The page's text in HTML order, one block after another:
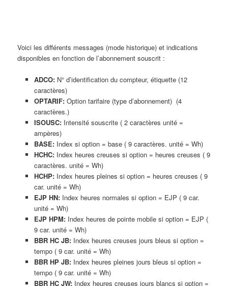
Voici les différents messages (mode historique) et indications
disponibles en fonction de l’abonnement souscrit :
ADCO:N° d’identification du compteur, étiquette (12
caractères)
OPTARIF:Option tarifaire (type d’abonnement) (4
caractères.)
ISOUSC:Intensité souscrite ( 2 caractères unité =
ampères)
BASE:Index si option = base ( 9 caractères. unité = Wh)
HCHC:Index heures creuses si option = heures creuses ( 9
caractères. unité = Wh)
HCHP: Index heures pleines si option = heures creuses ( 9
car. unité = Wh)
EJP HN: Index heures normales si option = EJP ( 9 car.
unité = Wh)
EJP HPM: Index heures de pointe mobile si option = EJP (
9 car. unité = Wh)
BBR HC JB: Index heures creuses jours bleus si option =
tempo ( 9 car. unité = Wh)
BBR HP JB: Index heures pleines jours bleus si option =
tempo ( 9 car. unité = Wh)
BBR HC JW: Index heures creuses jours blancs si option =